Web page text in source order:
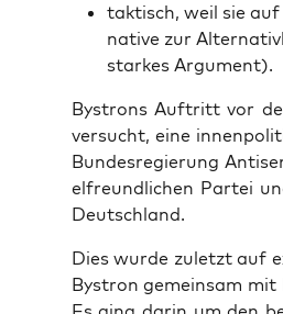
tak­tisch, weil sie
na­ti­ve zur
star­kes Argument).
Bystrons Auf­tritt vor
ver­sucht, eine
Bun­des­re­gie­rung
el­freund­li­chen Par­tei
Deutschland.
Dies wur­de zuletzt auf
Bystron gemein­sam